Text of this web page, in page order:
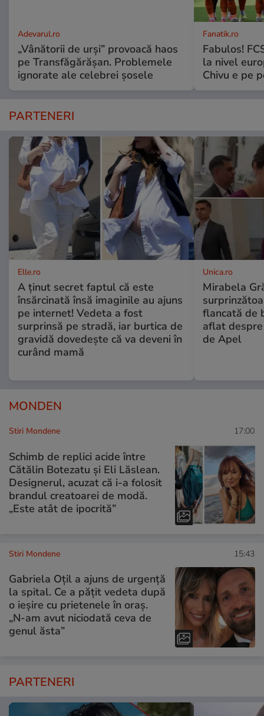
Adevarul.ro
„Vânătorii de urși” provoacă haos
pe Transfăgărășan. Problemele
ignorate ale celebrei șosele
Fanatik.ro
Fabulos!
la nivel
Chivu e pe
PARTENERI
Elle.ro
A ținut secret faptul că este
însărcinată însă imaginile au ajuns
pe internet! Vedeta a fost
surprinsă pe stradă, iar burtica de
gravidă dovedește că va deveni în
curând mamă
Unica.ro
Mirabela
flancată de
aflat
de Apel
MONDEN
Stiri Mondene 17:00
Schimb de replici acide între
Cătălin Botezatu și Eli Lăslean.
Designerul, acuzat că i-a folosit
brandul creatoarei de modă.
„Este atât de ipocrită”
Stiri Mondene 15:43
Gabriela Oțil a ajuns de urgență
la spital. Ce a pățit vedeta după
o ieșire cu prietenele în oraș.
„N-am avut niciodată ceva de
genul ăsta”
PARTENERI